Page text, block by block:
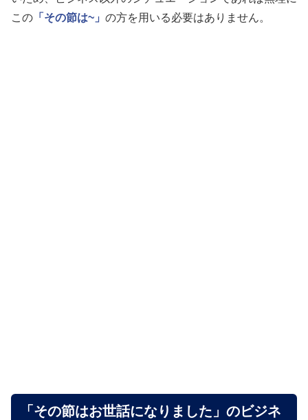
この 「その節は~」 の方を用いる必要はありません。
「その節はお世話になりました」のビジネ